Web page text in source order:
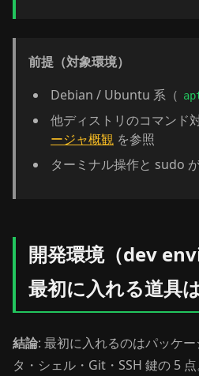
前提（対象環境）
Debian / Ubuntu 系（
他ディストリのコマンド
ージャ概観 を参照
ターミナル操作と sudo
開発環境（dev
最初に入れる道具
結論: 最初に入れるのはパッケ
タ・シェル・Git・SSH 鍵の 5